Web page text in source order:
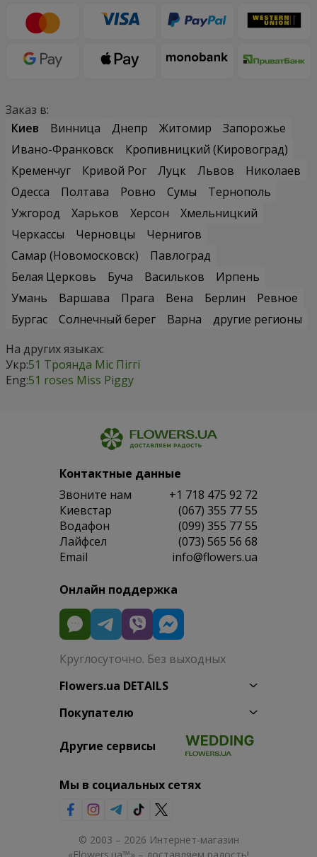
Заказ в:
Киев
Винница Днепр Житомир
Запорожье
Ивано-Франковск
Кропивницкий (Кировоград)
Кременчуг
Кривой Рог Луцк Львов
Николаев
Одесса
Полтава Ровно Сумы
Тернополь
Ужгород
Харьков Херсон
Хмельницкий
Черкассы
Черновцы
Чернигов
Самар (Новомосковск)
Павлоград
Белая Церковь
Буча Васильков
Ирпень
Умань
Варшава Прага Вена Берлин
Ревное
Бургас
Солнечный берег Варна
другие регионы
На других языках:
Укр:51 Троянда Міс Піггі
Eng:51 roses Miss Piggy
Контактные данные
Звоните нам
+1 718 475 92 72
Киевстар
(067) 355 77 55
Водафон
(099) 355 77 55
Лайфсел
(073) 565 56 68
Email
info@flowers.ua
Онлайн поддержка
Круглосуточно. Без выходных
Flowers.ua DETAILS
Покупателю
Другие сервисы
Мы в социальных сетях
© 2003 – 2026 Интернет-магазин